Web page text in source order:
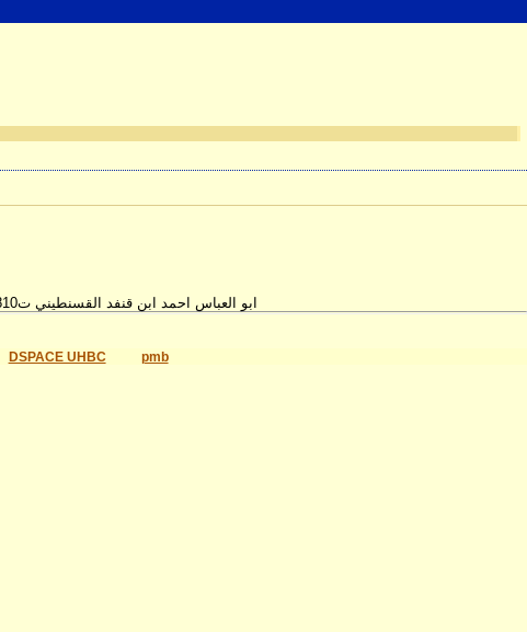
ابو العباس احمد ابن قنفد القسنطيني ت810ه/1407م شرح منظومة ابن ابي الرجال القيرواني الدلالة الكلية على الحركات الفلكية –دراسة وتحقيق-
DSPACE UHBC pmb